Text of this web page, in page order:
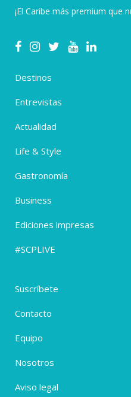
¡El Caribe más premium que
Destinos
Entrevistas
Actualidad
Life & Style
Gastronomía
Business
Ediciones impresas
#SCPLIVE
Suscríbete
Contacto
Equipo
Nosotros
Aviso legal